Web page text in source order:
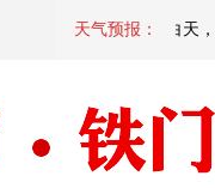
天气预报：
预计：今天夜间到明天白天